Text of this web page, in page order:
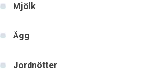
Mjölk
Ägg
Jordnötter